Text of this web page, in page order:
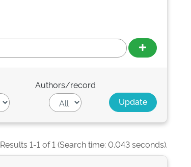
Authors/record
Results 1-1 of 1 (Search time: 0.043 seconds).